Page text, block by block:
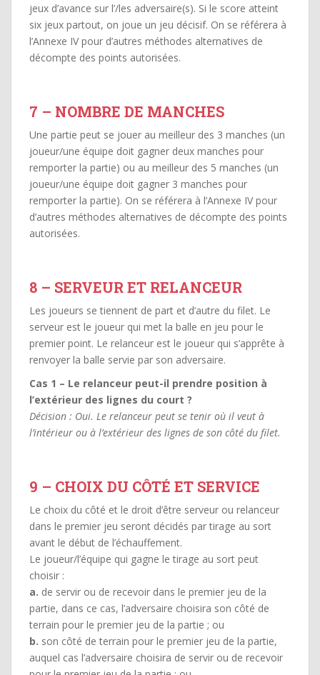
jeux d’avance sur l’/les adversaire(s). Si le score atteint
six jeux partout, on joue un jeu décisif. On se référera à
l’Annexe IV pour d’autres méthodes alternatives de
décompte des points autorisées.
7 – NOMBRE DE MANCHES
Une partie peut se jouer au meilleur des 3 manches (un
joueur/une équipe doit gagner deux manches pour
remporter la partie) ou au meilleur des 5 manches (un
joueur/une équipe doit gagner 3 manches pour
remporter la partie). On se référera à l’Annexe IV pour
d’autres méthodes alternatives de décompte des points
autorisées.
8 – SERVEUR ET RELANCEUR
Les joueurs se tiennent de part et d’autre du filet. Le
serveur est le joueur qui met la balle en jeu pour le
premier point. Le relanceur est le joueur qui s’apprête à
renvoyer la balle servie par son adversaire.
Cas 1 – Le relanceur peut-il prendre position à
l’extérieur des lignes du court ?
Décision : Oui. Le relanceur peut se tenir où il veut à
l’intérieur ou à l’extérieur des lignes de son côté du filet.
9 – CHOIX DU CÔTÉ ET SERVICE
Le choix du côté et le droit d’être serveur ou relanceur
dans le premier jeu seront décidés par tirage au sort
avant le début de l’échauffement.
Le joueur/l’équipe qui gagne le tirage au sort peut
choisir :
a. de servir ou de recevoir dans le premier jeu de la
partie, dans ce cas, l’adversaire choisira son côté de
terrain pour le premier jeu de la partie ; ou
b. son côté de terrain pour le premier jeu de la partie,
auquel cas l’adversaire choisira de servir ou de recevoir